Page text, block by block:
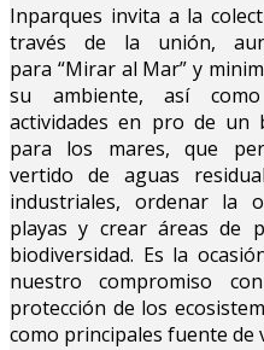
Inparques invita a la
través de la unión,
para “Mirar al Mar” y
su ambiente, así
actividades en pro de un
para los mares, que
vertido de aguas
industriales, ordenar la
playas y crear áreas de
biodiversidad. Es la
nuestro compromiso
protección de los
como principales fuente de